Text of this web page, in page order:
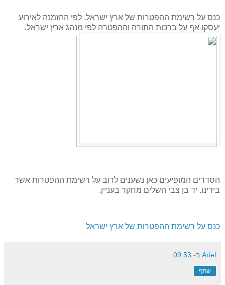
כנס על רשימת ההפטרות של ארץ ישראל. לפי ההזמנה לאירוע
יעסקו אף על ברכות התורה וההפטרה לפי מנהג ארץ ישראל.
הסדרים המופיעים כאן נשענים לרוב על רשימת ההפטרות אשר
בידינו. יד בן צבי השלים מחקר בעניין.
כנס על רשימת ההפטרות של ארץ ישראל
Ariel ב- 09:53
שתף